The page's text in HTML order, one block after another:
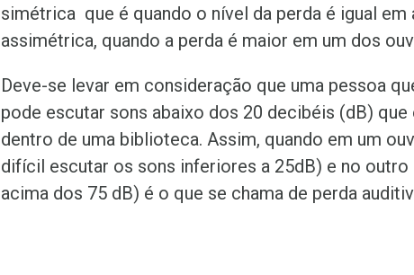
simétrica que é quando o nível da perda é igual
assimétrica, quando a perda é maior em um dos
Deve-se levar em consideração que uma pessoa
pode escutar sons abaixo dos 20 decibéis (dB)
dentro de uma biblioteca. Assim, quando em um
difícil escutar os sons inferiores a 25dB) e no outro
acima dos 75 dB) é o que se chama de perda